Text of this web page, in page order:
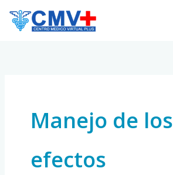
Manejo de los
efectos